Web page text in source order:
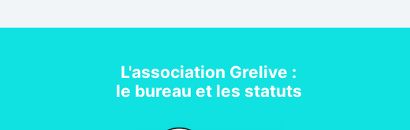
L'association Grelive :
le bureau et les statuts